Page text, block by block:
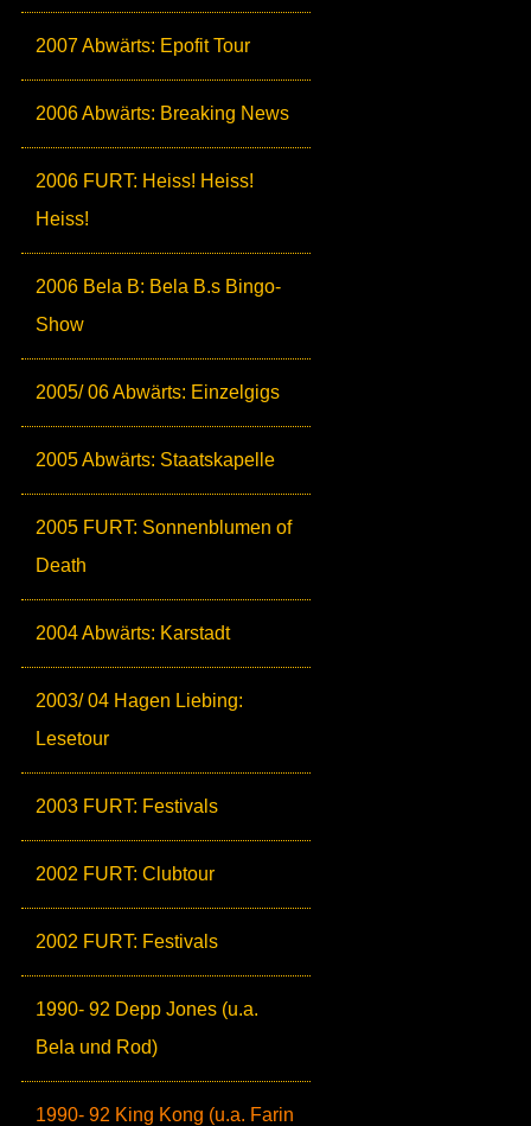
2007 Abwärts: Epofit Tour
2006 Abwärts: Breaking News
2006 FURT: Heiss! Heiss!
Heiss!
2006 Bela B: Bela B.s Bingo-
Show
2005/ 06 Abwärts: Einzelgigs
2005 Abwärts: Staatskapelle
2005 FURT: Sonnenblumen of
Death
2004 Abwärts: Karstadt
2003/ 04 Hagen Liebing:
Lesetour
2003 FURT: Festivals
2002 FURT: Clubtour
2002 FURT: Festivals
1990- 92 Depp Jones (u.a.
Bela und Rod)
1990- 92 King Kong (u.a. Farin